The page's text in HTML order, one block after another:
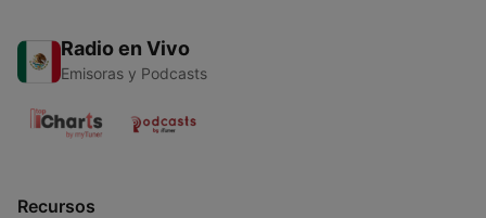
Radio en Vivo
Emisoras y Podcasts
Recursos